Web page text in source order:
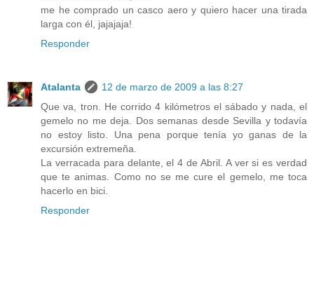
me he comprado un casco aero y quiero hacer una tirada
larga con él, jajajaja!
Responder
Atalanta
12 de marzo de 2009 a las 8:27
Que va, tron. He corrido 4 kilómetros el sábado y nada, el
gemelo no me deja. Dos semanas desde Sevilla y todavía
no estoy listo. Una pena porque tenía yo ganas de la
excursión extremeña.
La verracada para delante, el 4 de Abril. A ver si es verdad
que te animas. Como no se me cure el gemelo, me toca
hacerlo en bici.
Responder